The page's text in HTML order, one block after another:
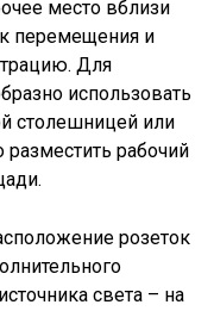
место вблизи
перемещения и
Для
использовать
столешницей или
рабочий
розеток
света – на